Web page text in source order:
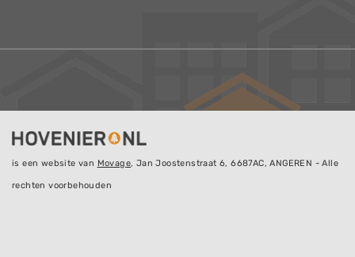
is een website van Movage, Jan Joostenstraat 6, 6687AC, ANGEREN - Alle
rechten voorbehouden